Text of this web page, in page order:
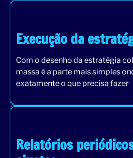
Execução da
Com o desenho da estratégia
massa é a parte mais simples
exatamente o que precisa fazer
Relatórios